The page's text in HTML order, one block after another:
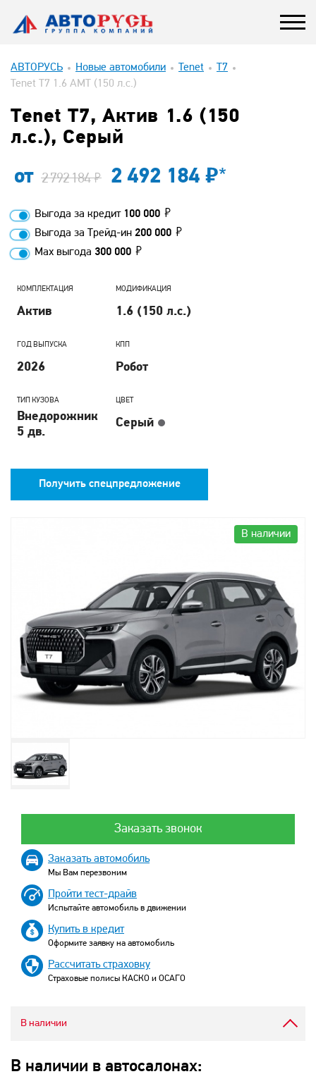
АВТОРУСЬ Новые автомобили Tenet
T7
Tenet T7 1.6 AMT (150 л.с.)
Tenet T7, Актив 1.6 (150
л.с.), Серый
от 2 792 184 2 492 184 *
Выгода за кредит 100 000
Выгода за Трейд-ин 200 000
Max выгода 300 000
КОМПЛЕКТАЦИЯ
Актив
МОДИФИКАЦИЯ
1.6 (150 л.с.)
ГОД ВЫПУСКА
2026
КПП
Робот
ТИП КУЗОВА
Внедорожник
5 дв.
ЦВЕТ
Серый
Получить спецпредложение
В наличии
Заказать звонок
Заказать автомобиль
Мы Вам перезвоним
Пройти тест-драйв
Испытайте автомобиль в движении
Купить в кредит
Оформите заявку на автомобиль
Рассчитать страховку
Страховые полисы КАСКО и ОСАГО
В наличии
В наличии в автосалонах: